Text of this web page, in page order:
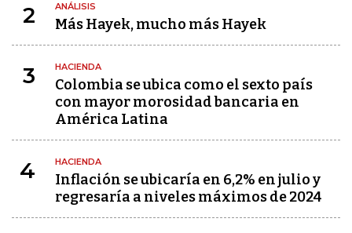
2 ANÁLISIS
Más Hayek, mucho más Hayek
3 HACIENDA
Colombia se ubica como el sexto país
con mayor morosidad bancaria en
América Latina
4 HACIENDA
Inflación se ubicaría en 6,2% en julio y
regresaría a niveles máximos de 2024